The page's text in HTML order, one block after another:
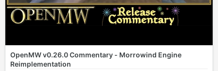
OpenMW v0.26.0 Commentary - Morrowind Engine
Reimplementation